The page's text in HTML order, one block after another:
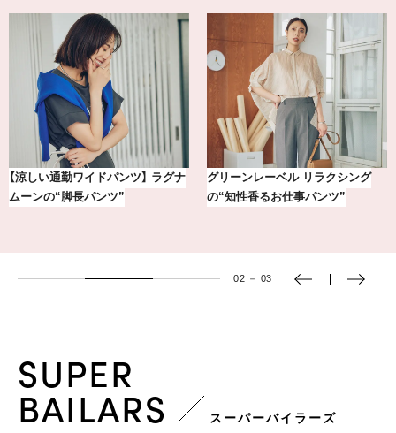
【銀座かねまつ】おしゃれ＆快適な
黒スニーカー4選
気分が上がる「フルラ」のアイウェ
アを「眼鏡市場」で探して。
03 － 03
SUPER
BAILARS スーパーバイラーズ